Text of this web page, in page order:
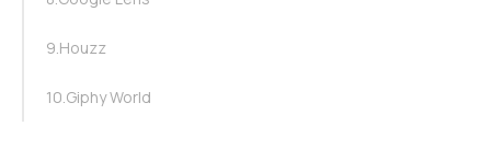
9.Houzz
10.Giphy World